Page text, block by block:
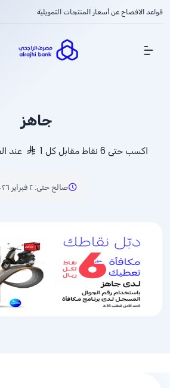
قواعد الافصاح عن أسعار المنتجات التمويلية
Show Menu
جاهز
اكسب حتى 6 نقاط مقابل كل 1 عند
صالح حتى: ٢ فبراير ٢٠٢٦